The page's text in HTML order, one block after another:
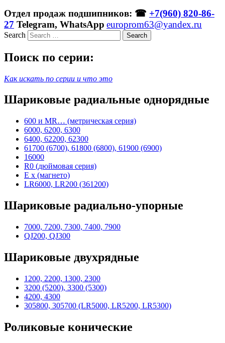
Отдел продаж подшипников: ☎ +7(960) 820-86-
27 Telegram, WhatsApp europrom63@yandex.ru
Search
Поиск по серии:
Как искать по серии и что это
Шариковые радиальные однорядные
600 и MR… (метрическая серия)
6000, 6200, 6300
6400, 62200, 62300
61700 (6700), 61800 (6800), 61900 (6900)
16000
R0 (дюймовая серия)
E x (магнето)
LR6000, LR200 (361200)
Шариковые радиально-упорные
7000, 7200, 7300, 7400, 7900
QJ200, QJ300
Шариковые двухрядные
1200, 2200, 1300, 2300
3200 (5200), 3300 (5300)
4200, 4300
305800, 305700 (LR5000, LR5200, LR5300)
Роликовые конические